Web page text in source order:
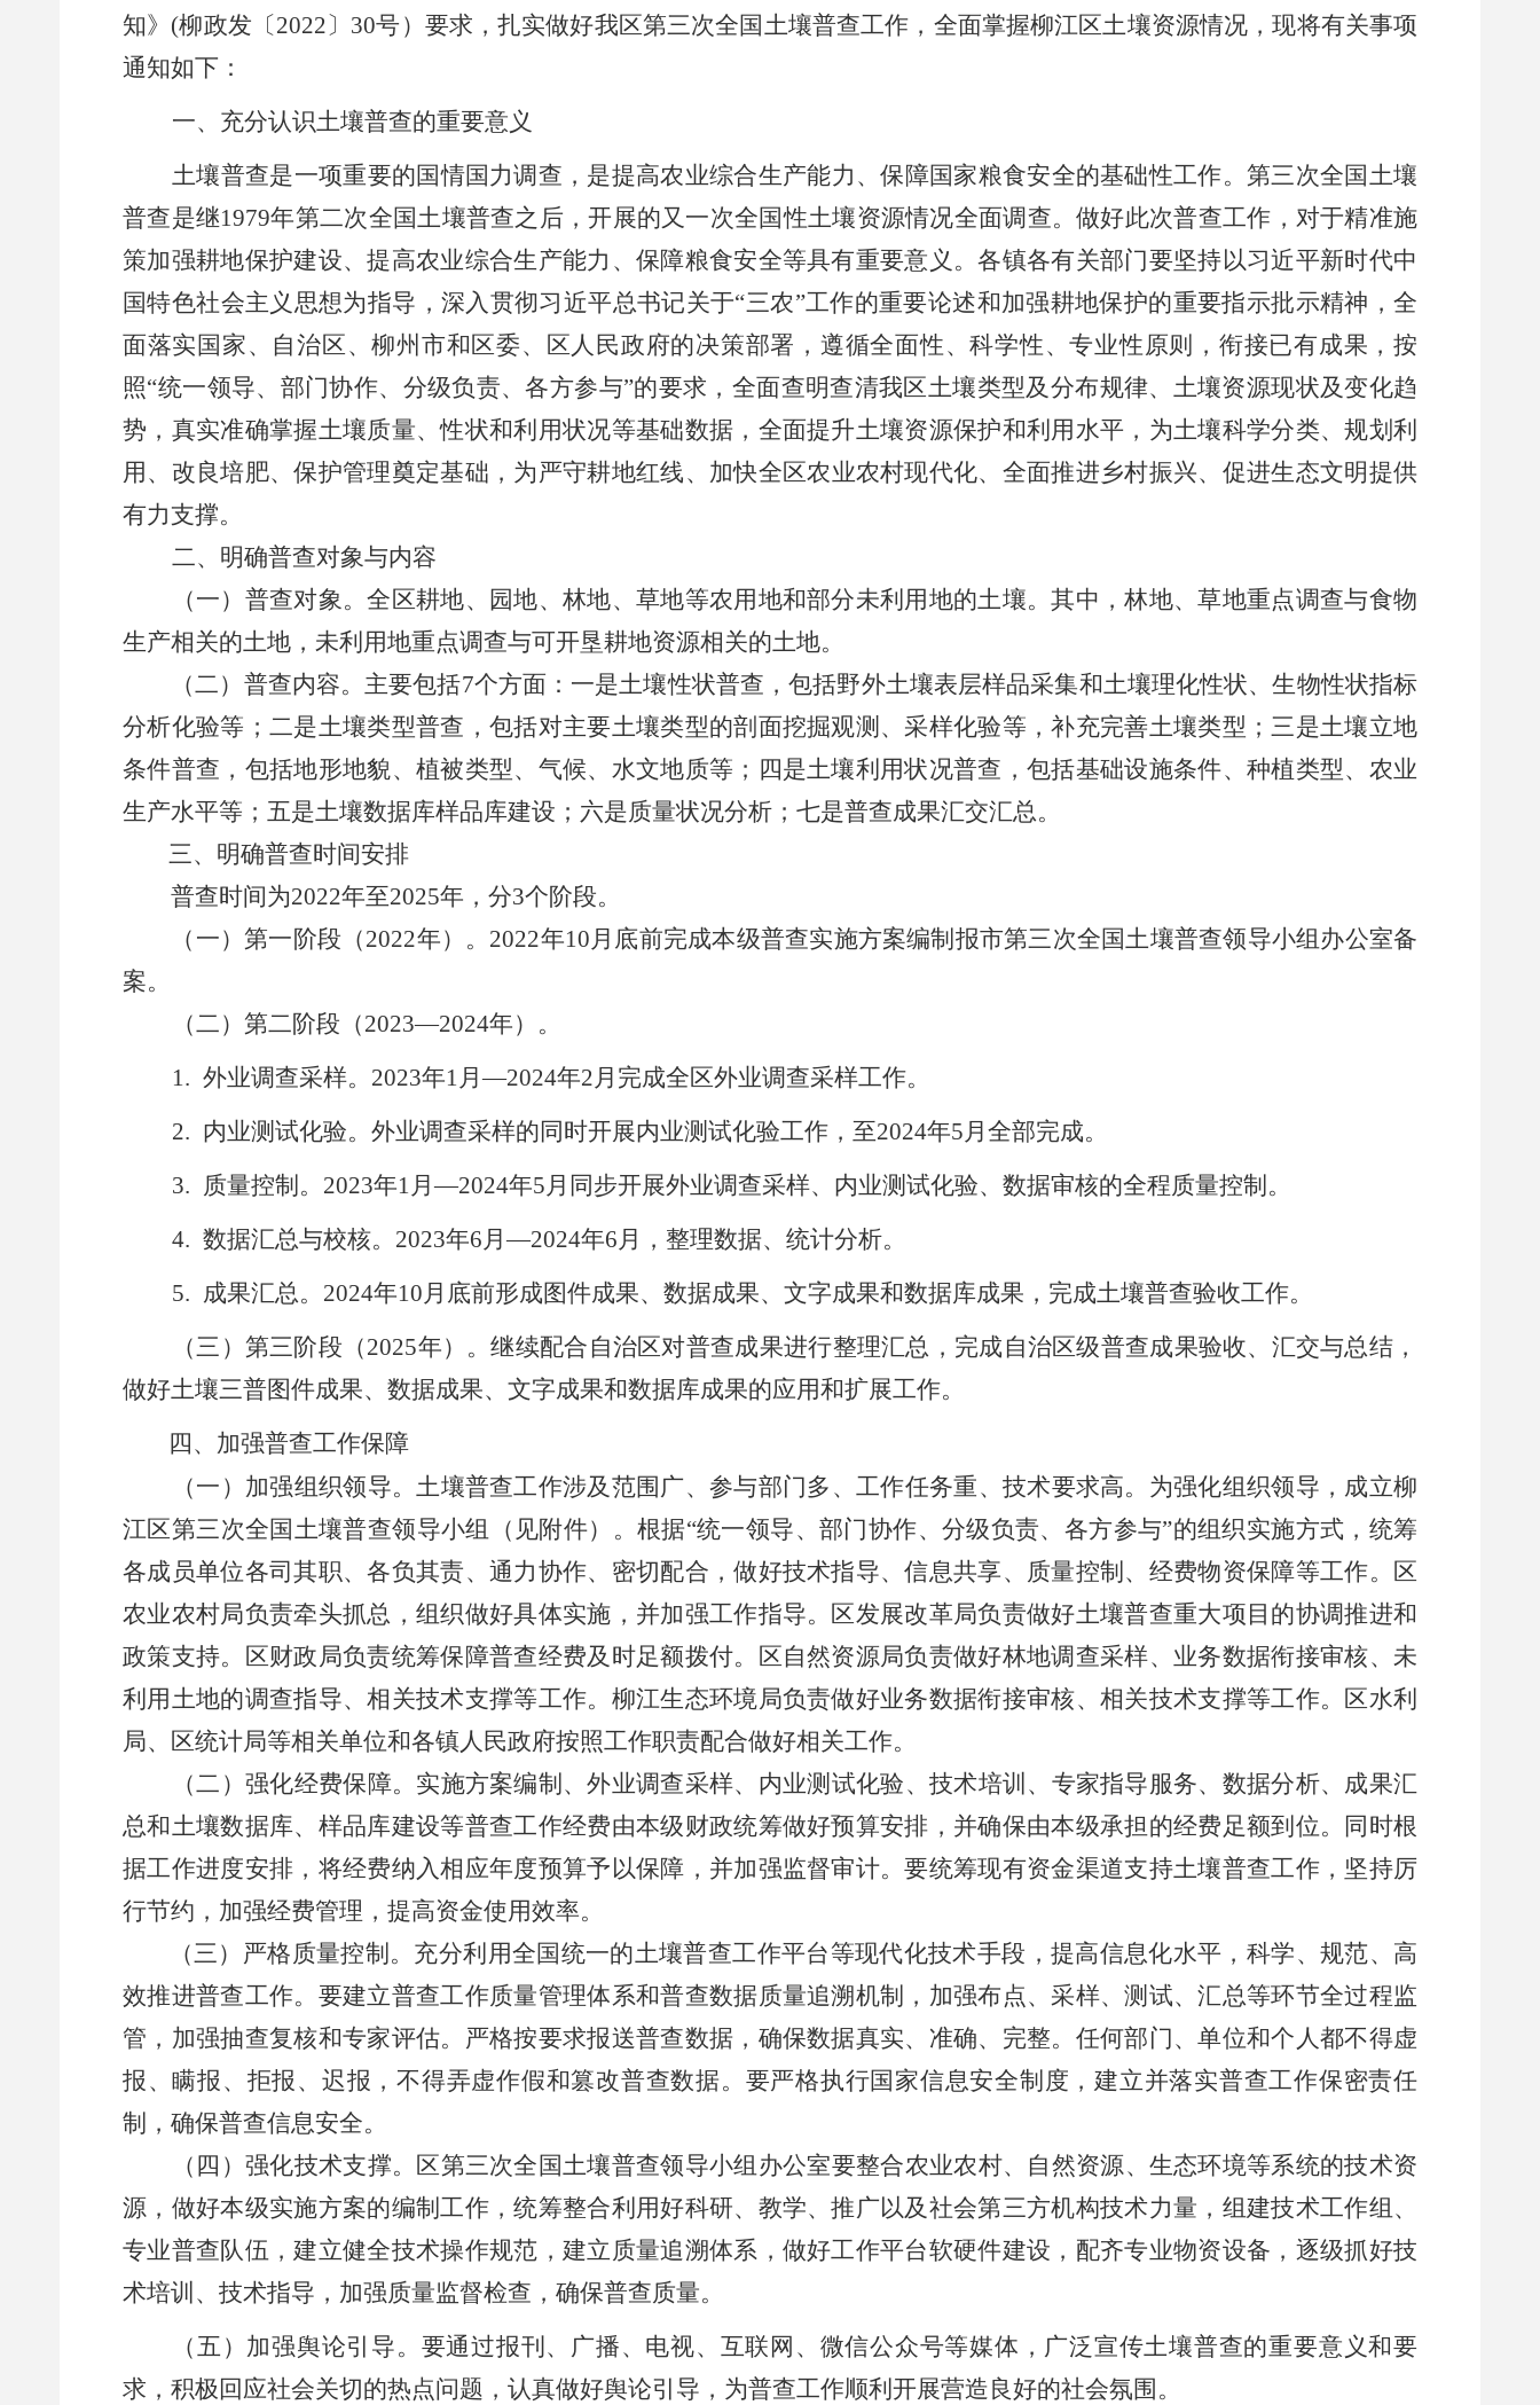
知》 (柳政发〔2022〕 30号）要求，扎实做好我区第三次全国土壤普查工作，全面掌握柳江区土壤资源情况，现将有关事项
通知如下：
一、充分认识土壤普查的重要意义
土壤普查是一项重要的国情国力调查，是提高农业综合生产能力、保障国家粮食安全的基础性工作。第三次全国土壤
普查是继1979年第二次全国土壤普查之后，开展的又一次全国性土壤资源情况全面调查。做好此次普查工作，对于精准施
策加强耕地保护建设、提高农业综合生产能力、保障粮食安全等具有重要意义。各镇各有关部门要坚持以习近平新时代中
国特色社会主义思想为指导，深入贯彻习近平总书记关于“三农”工作的重要论述和加强耕地保护的重要指示批示精神，全
面落实 国家、自治区、柳州市和 区委、 区人民政府的决策部署，遵循全面性、科学性、专业性原则，衔接已有成果，按
照“统一领导、部门协作、分级负责、各方参与”的要求，全面查明查清我区土壤类型及分布规律、土壤资源现状及变化趋
势，真实准确掌握土壤质量、性状和利用状况等基础数据，全面提升土壤资源保护和利用水平，为土壤科学分类、规划利
用、改良培肥、保护管理奠定基础，为严守耕地红线、 加快全区农业农村现代化、全面推进乡村振兴、促进生态文明提供
有力支撑。
二、明确普查对象与内容
（一）普查对象。全 区耕地、园地、林地、草地等农用地和部分未利用地的土壤。其中，林地、草地重点调查与食物
生产相关的土地，未利用地重点调查与可开垦耕地资源相关的土地。
（二）普查内容。 主要包括7个方面：一是土壤性状普查，包括野外土壤表层样品采集和土壤理化性状、生物性状指标
分析化验等；二是土壤类型普查，包括对主要土壤类型的剖面挖掘观测、采样化验等，补充完善土壤类型；三是土壤立地
条件普查，包括地形地貌、植被类型、气候、 水文地质等 ；四是土壤利用状况普查，包括基础设施条件、种植类型、农业
生产水平等；五是土壤数据库样品库建设；六是质量状况分析；七是普查成果汇交汇总。
三、明确普查时间安排
普查时间为2022年至2025年，分3个阶段。
（一）第一阶段（2022年）。 2022年10月底前完成本级普查实施方案编制报市第三次全国土壤普查领导小组办公室备
案。
（二）第二阶段（2023—2024年）。
1. 外业调查采样。 2023年1月—2024年2月完成全区外业调查采样工作。
2. 内业测试化验。外业调查采样的同时开展内业测试化验工作，至2024年5月全部完成。
3. 质量控制。 2023年1月—2024年5月同步开展外业调查采样、内业测试化验、数据审核的全程质量控制。
4. 数据汇总与校核。 2023年6月—2024年6月，整理数据、统计分析。
5. 成果汇总。 2024年10月底前形成图件成果、数据成果、文字成果和数据库成果，完成土壤普查验收工作。
（三）第三阶段（2025年）。继续配合 自治区对普查成果进行整理汇总，完成自治区级普查成果验收、汇交与总结，
做好土壤三普图件成果、数据成果、文字成果和数据库成果的应用和扩展工作。
四、加强普查工作保障
（一）加强组织领导。土壤普查工作涉及范围广、参与部门多、工作任务重、技术要求高。为强化组织领导，成立柳
江区第三次全国土壤普查领导小组 （ 见附件） 。根据“统一领导、部门协作、分级负责、各方参与”的组织实施方式，统筹
各成员单位各司其职、各负其责、通力协作、密切配合，做好技术指导、信息共享、质量控制、经费物资保障等工作。
区
农业农村局负责牵头抓总，组织做好具体实施，并加强工作指导。
区发展改革局负责做好土壤普查重大项目的协调推进和
政策支持。
区财政局负责统筹保障普查经费及时足额拨付。 区自然资源局负责做好林地调查采样、业务数据衔接审核、未
利用土地的调查指导、相关技术支撑等工作。 柳江生态环境局负责做好业务数据衔接审核、相关技术支撑等工作。 区水利
局、
区统计局等相关单位和各镇人民政府按照工作职责配合做好相关工作。
（二）强化经费保障。 实施方案编制、外业调查采样、内业测试化验、技术培训、专家指导服务、数据分析、成果汇
总和土壤数据库、样品库建设等普查工作经费由本级财政统筹做好预算安排，并确保由本级承担的经费足额到位。 同时根
据工作进度安排，将经费纳入相应年度预算予以保障，并加强监督审计。要统筹现有资金渠道支持土壤普查工作，坚持厉
行节约，加强经费管理，提高资金使用效率。
（三）严格质量控制。 充分利用全国统一的土壤普查工作平台等现代化技术手段，提高信息化水平，科学、规范、高
效推进普查工作。要建立普查工作质量管理体系和普查数据质量追溯机制，加强布点、采样、测试、汇总等环节全过程监
管，加强抽查复核和专家评估。严格按要求报送普查数据，确保数据真实、准确、完整。任何部门、单位和个人都不得虚
报、瞒报、拒报、迟报，不得弄虚作假和篡改普查数据。要严格执行国家信息安全制度，建立并落实普查工作保密责任
制，确保普查信息安全。
（四）强化技术支撑。
区第三次全国土壤普查领导小组 办公室要整合农业农村、自然资源、生态环境等系统的技术资
源， 做好本级实施方案的编制工作，统筹整合利用好科研、教学、推广以及社会第三方机构技术力量，组建技术工作组、
专业普查队伍，建立健全技术操作规范，建立质量追溯体系，做好工作平台软硬件建设，配齐专业物资设备，逐级抓好技
术培训、技术指导，加强质量监督检查，确保普查质量。
（五）加强舆论引导。 要通过报刊、广播、电视、互联网、微信公众号等媒体，广泛宣传土壤普查的重要意义和要
求，积极回应社会关切的热点问题，认真做好舆论引导，为普查工作顺利开展营造良好的社会氛围。